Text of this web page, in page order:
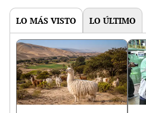
LO MÁS VISTO LO ÚLTIMO